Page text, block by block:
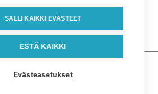
Lähiosoite
Postinumero
SALLI KAIKKI EVÄSTEET
ESTÄ KAIKKI
Evästeasetukset